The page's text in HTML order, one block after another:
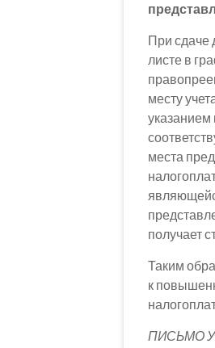
При сдаче
листе в
месту
места
получает
Таким
к
ПИСЬМО